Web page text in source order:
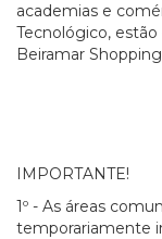
academias e
Tecnológico,
Beiramar
IMPORTANTE!
1º - As áreas
temporariamente